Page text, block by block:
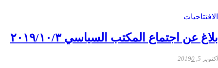
الافتتاحيات
بلاغ عن اجتماع المكتب السياسي ٢٠١٩/١٠/٣
أكتوبر 5, 2019 0